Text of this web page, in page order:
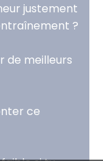
justement
?
de meilleurs
ce